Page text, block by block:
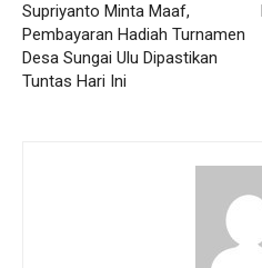
Supriyanto Minta Maaf,
Pembayaran Hadiah Turnamen
Desa Sungai Ulu Dipastikan
Tuntas Hari Ini